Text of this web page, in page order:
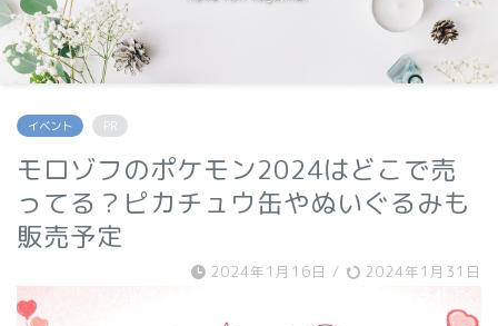
イベント PR
モロゾフのポケモン2024はどこで売
ってる？ピカチュウ缶やぬいぐるみも
販売予定
2024年1月16日 / 2024年1月31日